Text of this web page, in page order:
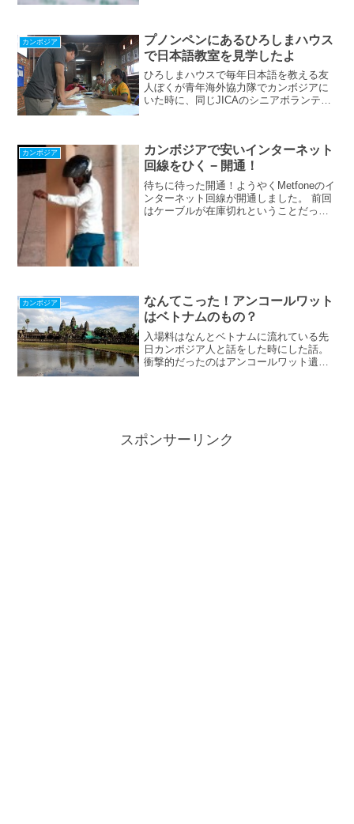
カンボジア
プノンペンにあるひろしまハウス
で日本語教室を見学したよ
ひろしまハウスで毎年日本語を教える友
人ぼくが青年海外協力隊でカンボジアに
いた時に、同じJICAのシニアボランティ
ナロム寺院にある、ひ...
カンボジア
カンボジアで安いインターネット
回線をひく − 開通！
待ちに待った開通！ようやくMetfoneのイ
ンターネット回線が開通しました。 前回
はケーブルが在庫切れということだった
カンボジア
なんてこった！アンコールワット
はベトナムのもの？
入場料はなんとベトナムに流れている先
日カンボジア人と話をした時にした話。
衝撃的だったのはアンコールワット遺跡
スポンサーリンク